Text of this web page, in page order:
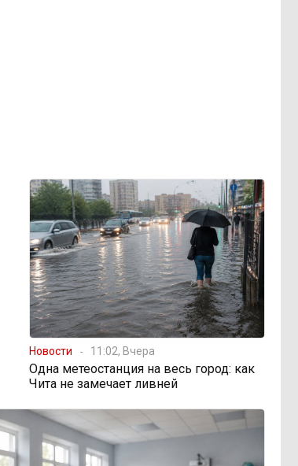
Новости 11:02, Вчера
Одна метеостанция на весь город: как
Чита не замечает ливней